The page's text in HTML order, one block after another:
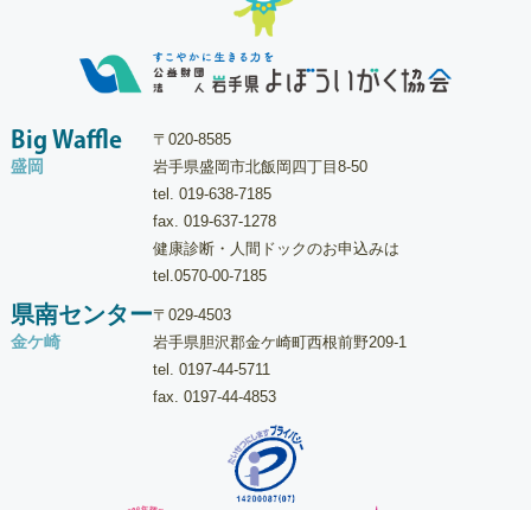
Big Waffle
盛岡
〒020-8585
岩手県盛岡市北飯岡四丁目8-50
tel. 019-638-7185
fax. 019-637-1278
健康診断・人間ドックのお申込みは
tel. 0570-00-7185
県南センター
金ケ崎
〒029-4503
岩手県胆沢郡金ケ崎町西根前野209-1
tel. 0197-44-5711
fax. 0197-44-4853